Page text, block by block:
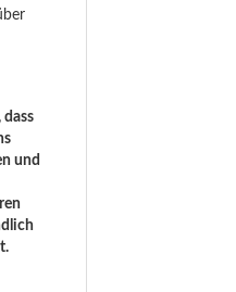
dass
und